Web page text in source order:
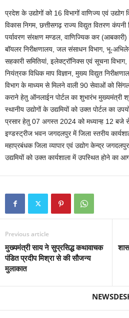
प्रदेश के उद्योगों को 16 विभागों वाणिज्य एवं उद्योग
विकास निगम, छत्तीसगढ़ राज्य विद्युत वितरण
पर्यावरण संरक्षण मण्डल, वाणिज्यिक कर (आबकारी)
बॉयलर निरीक्षणालय, जल संसाधन विभाग, भू-
सहकारी समितियां, इलेक्ट्रॉनिक्स एवं सूचना
नियंत्रक विधिक माप विज्ञान, मुख्य विद्युत
विभाग के माध्यम से मिलने वाली 90 सेवाओं को
कराने हेतु ऑनलाईन पोर्टल का शुभारंभ मुख्यमंत्री
स्थानीय उद्योगों के उद्यमियों को उक्त पोर्टल का
प्रसार हेतु 07 अगस्त 2024 को मध्यान्ह 12 बजे
इण्डस्ट्रीज भवन जगदलपुर में जिला स्तरीय
महाप्रबंधक जिला व्यापार एवं उद्योग केन्द्र
उद्यमियों को उक्त कार्यशाला में उपस्थित होने का
Previous article
मुख्यमंत्री साय ने सुप्रसिद्ध कथावाचक
पंडित प्रदीप मिश्रा से की सौजन्य
मुलाकात